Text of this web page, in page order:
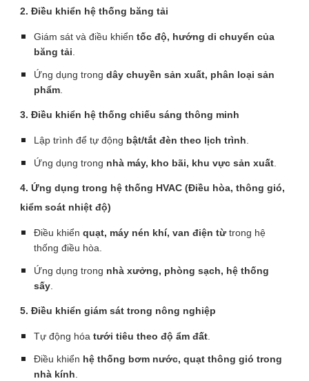
2. Điều khiển hệ thống băng tải
Giám sát và điều khiểntốc độ, hướng di chuyển của
băng tải
Ứng dụng trongdây chuyền sản xuất, phân loại sản
phẩm.
3. Điều khiển hệ thống chiếu sáng thông minh
Lập trình để tự động bật/tắt đèn theo lịch trình
Ứng dụng trong nhà máy, kho bãi, khu vực sản xuất.
4. Ứng dụng trong hệ thống HVAC (Điều hòa, thông gió,
kiểm soát nhiệt độ)
Điều khiểnquạt, máy nén khí, van điện từtrong hệ
thống điều hòa.
Ứng dụng trong nhà xưởng, phòng sạch, hệ thống
sấy
5. Điều khiển giám sát trong nông nghiệp
Tự động hóatưới tiêu theo độ ẩm đất
Điều khiển hệ thống bơm nước, quạt thông gió trong
nhà kính